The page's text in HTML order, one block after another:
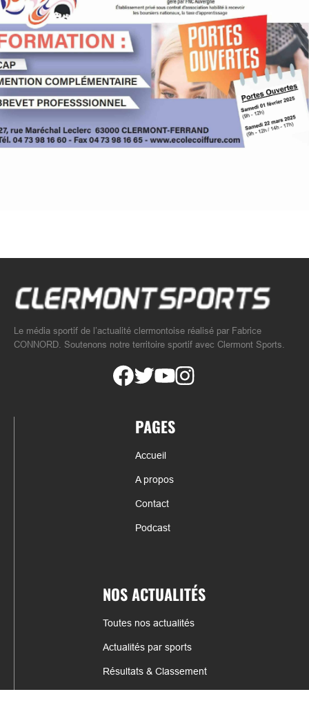
Le média sportif de l’actualité clermontoise réalisé par Fabrice
CONNORD. Soutenons notre territoire sportif avec Clermont Sports.
PAGES
Accueil
A propos
Contact
Podcast
NOS ACTUALITÉS
Toutes nos actualités
Actualités par sports
Résultats & Classement